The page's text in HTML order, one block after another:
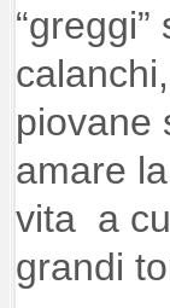
piovane
amare
vita a
grandi